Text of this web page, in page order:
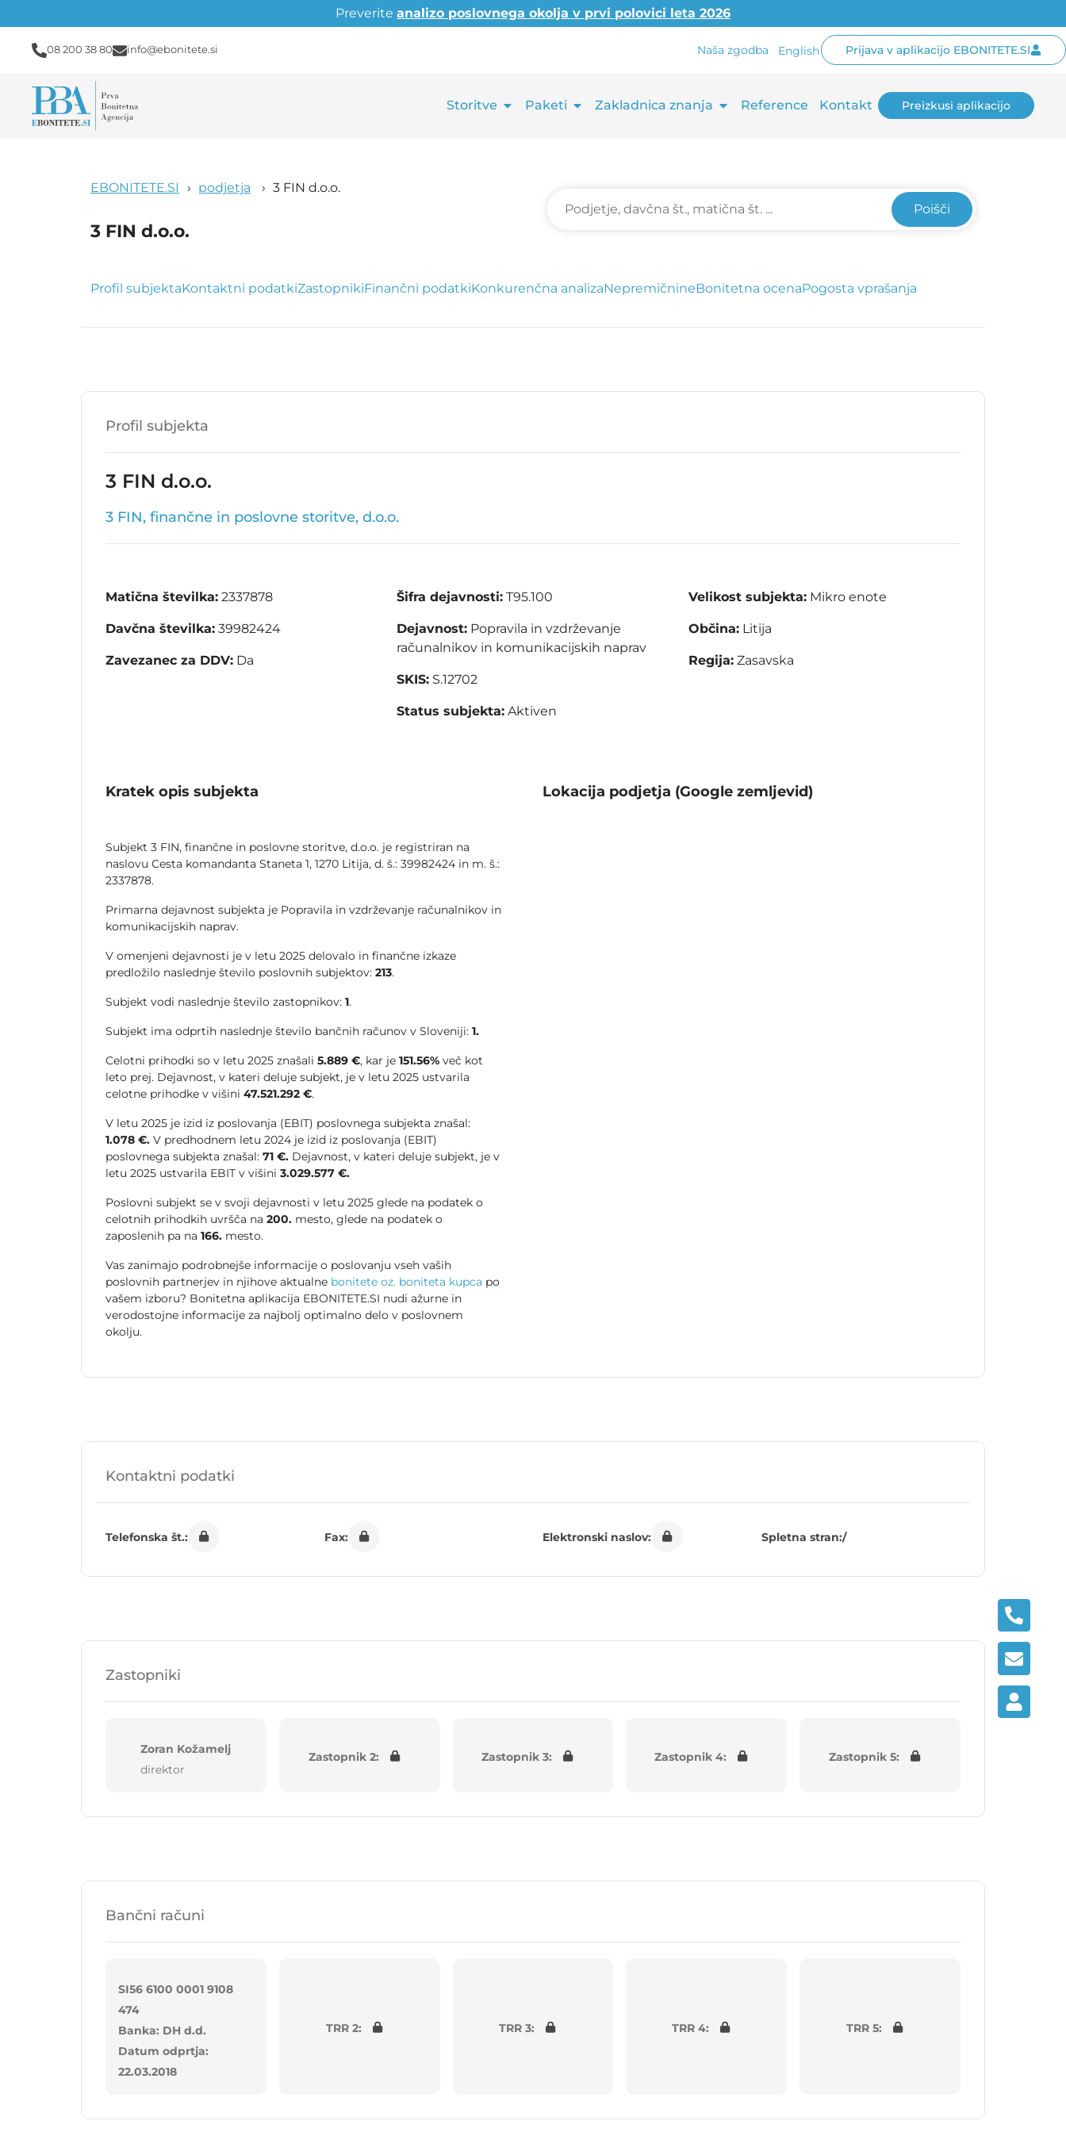
Preverite analizo poslovnega okolja v prvi polovici leta 2026
08 200 38 80 info@ebonitete.si Naša zgodba English Prijava v aplikacijo EBONITETE.SI
Storitve Paketi Zakladnica znanja Reference Kontakt Preizkusi aplikacijo
EBONITETE.SI podjetja 3 FIN d.o.o.
3 FIN d.o.o.
Poišči
Profil subjektaKontaktni podatkiZastopnikiFinančni podatkiKonkurenčna analizaNepremičnineBonitetna ocenaPogosta vprašanja
Profil subjekta
3 FIN d.o.o.
3 FIN, finančne in poslovne storitve, d.o.o.
Matična številka: 2337878
Davčna številka: 39982424
Zavezanec za DDV: Da
Šifra dejavnosti: T95.100
Dejavnost: Popravila in vzdrževanje
računalnikov in komunikacijskih naprav
SKIS: S.12702
Status subjekta: Aktiven
Velikost subjekta:Mikro enote
Občina:Litija
Regija:Zasavska
Kratek opis subjekta
Subjekt 3 FIN, finančne in poslovne storitve, d.o.o. je registriran na
naslovu Cesta komandanta Staneta 1, 1270 Litija, d. š.: 39982424 in m. š.:
2337878.
Primarna dejavnost subjekta je Popravila in vzdrževanje računalnikov in
komunikacijskih naprav.
V omenjeni dejavnosti je v letu 2025 delovalo in finančne izkaze
predložilo naslednje število poslovnih subjektov: 213.
Subjekt vodi naslednje število zastopnikov: 1.
Subjekt ima odprtih naslednje število bančnih računov v Sloveniji: 1.
Celotni prihodki so v letu 2025 znašali 5.889 €, kar je 151.56% več kot
leto prej. Dejavnost, v kateri deluje subjekt, je v letu 2025 ustvarila
celotne prihodke v višini 47.521.292 €.
V letu 2025 je izid iz poslovanja (EBIT) poslovnega subjekta znašal:
1.078 €. V predhodnem letu 2024 je izid iz poslovanja (EBIT)
poslovnega subjekta znašal: 71 €. Dejavnost, v kateri deluje subjekt, je v
letu 2025 ustvarila EBIT v višini 3.029.577 €.
Poslovni subjekt se v svoji dejavnosti v letu 2025 glede na podatek o
celotnih prihodkih uvršča na 200. mesto, glede na podatek o
zaposlenih pa na 166. mesto.
Vas zanimajo podrobnejše informacije o poslovanju vseh vaših
poslovnih partnerjev in njihove aktualne bonitete oz. boniteta kupca po
vašem izboru? Bonitetna aplikacija EBONITETE.SI nudi ažurne in
verodostojne informacije za najbolj optimalno delo v poslovnem
okolju.
Lokacija podjetja (Google zemljevid)
Kontaktni podatki
Telefonska št.: Fax: Elektronski naslov: Spletna stran:/
Zastopniki
Zoran Kožamelj
direktor
Zastopnik 2: Zastopnik 3: Zastopnik 4: Zastopnik 5:
Bančni računi
SI56 6100 0001 9108
474
Banka: DH d.d.
Datum odprtja:
22.03.2018
TRR 2: TRR 3: TRR 4: TRR 5: